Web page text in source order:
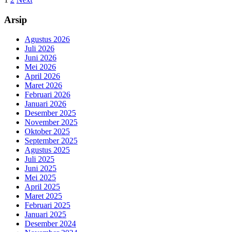
Arsip
Agustus 2026
Juli 2026
Juni 2026
Mei 2026
April 2026
Maret 2026
Februari 2026
Januari 2026
Desember 2025
November 2025
Oktober 2025
September 2025
Agustus 2025
Juli 2025
Juni 2025
Mei 2025
April 2025
Maret 2025
Februari 2025
Januari 2025
Desember 2024